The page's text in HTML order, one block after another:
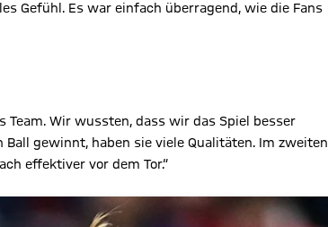
Gefühl. Es war einfach überragend, wie die Fans
Team. Wir wussten, dass wir das Spiel besser
gewinnt, haben sie viele Qualitäten. Im zweiten
effektiver vor dem Tor.“